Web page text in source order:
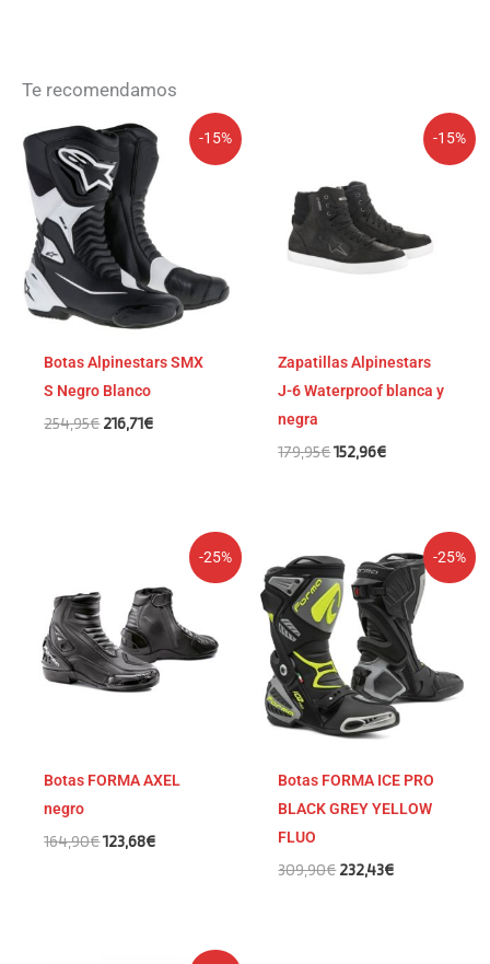
Te recomendamos
-15%
Botas Alpinestars SMX
S Negro Blanco
254,95€
El
precio
original
era:
254,95€.
216,71€
El
precio
actual
-15%
Zapatillas Alpinestars
J-6 Waterproof blanca y
negra
179,95€
era:
179,95€.
152,96€
precio
-25%
Botas FORMA AXEL
negro
164,90€
original
era:
164,90€.
123,68€
precio
actual
es:
123,68€.
-25%
Botas FORMA ICE PRO
BLACK GREY YELLOW
FLUO
309,90€
precio
original
era:
309,90€.
232,43€
El
precio
actual
es:
232,43€.